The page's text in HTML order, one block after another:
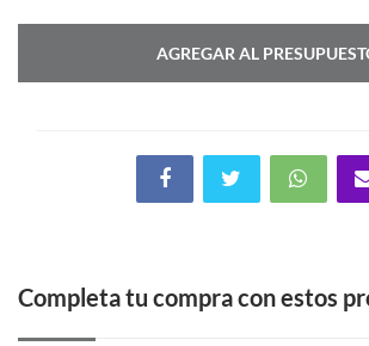
AGREGAR AL
Completa tu compra con estos